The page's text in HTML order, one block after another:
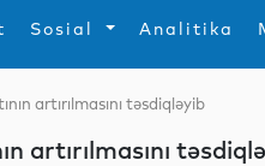
Sosial Analitika
İdmanYeni
artırılmasını təsdiqləyib
artırılmasını